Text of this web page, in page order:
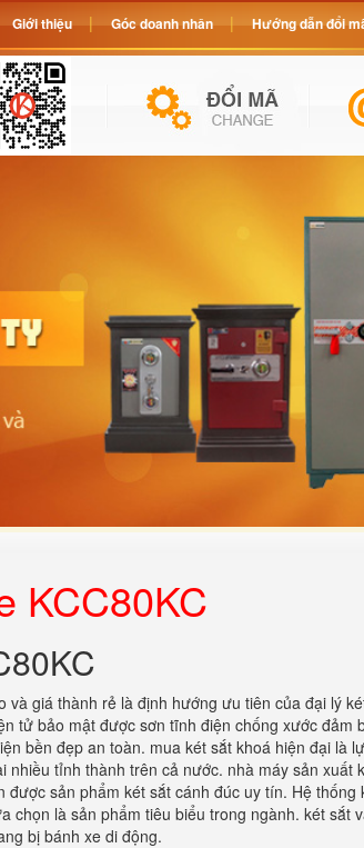
KCC80KC
và giá thành rẻ là định hướng ưu tiên của đại lý
tử bảo mật được sơn tĩnh điện chống xước đảm
bền đẹp an toàn. mua két sắt khoá hiện đại là
tỉnh thành trên cả nước. nhà máy sản xuất
sản phẩm két sắt cánh đúc uy tín. Hệ thống
chọn là sản phẩm tiêu biểu trong ngành. két sắt
bị bánh xe di động.
Giới thiệu Góc doanh nhân Hướng dẫn đổi